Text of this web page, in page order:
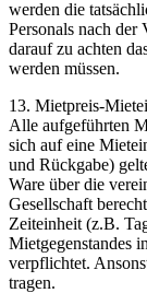
werden die
Personals nach der
darauf zu achten
werden müssen.
13. Mietpreis-
Alle aufgeführten
sich auf eine
und Rückgabe)
Ware über die
Gesellschaft
Zeiteinheit (z.B.
Mietgegenstandes
verpflichtet.
tragen.